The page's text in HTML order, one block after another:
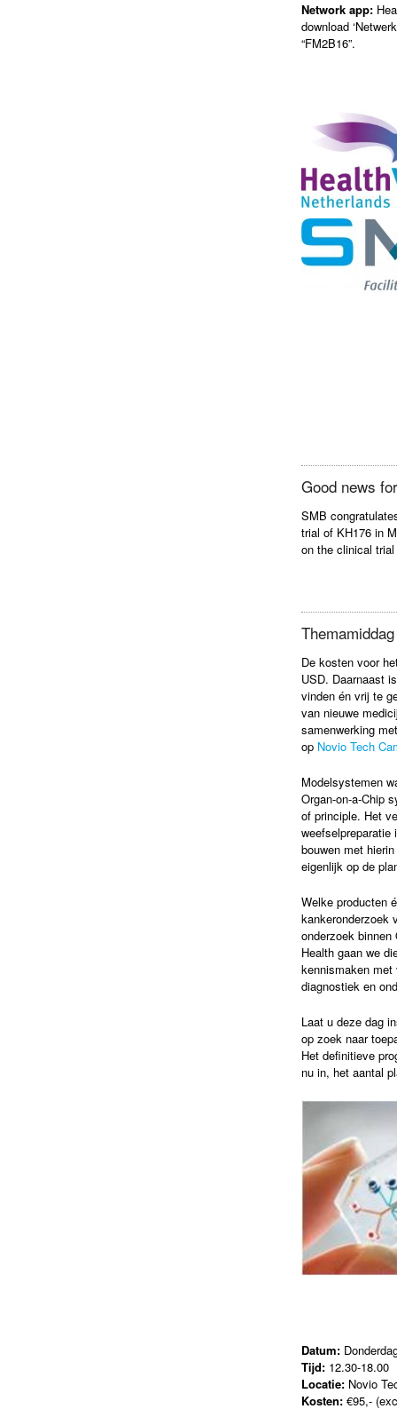
Network app:
download
“FM2B16”.
Good news
SMB
trial of KH176 in
on the clinical
De kosten voor
USD. Daarnaast
vinden én vrij te
van nieuwe
samenwerking
op Novio Tech
Modelsystemen
Organ-on-a-Chip
of principle. Het
bouwen met
eigenlijk op de
Welke producten
kankeronderzoek
onderzoek
Health gaan we
kennismaken met
diagnostiek en
Laat u deze dag
op zoek naar
Het definitieve
nu in, het aantal
Datum:
Tijd: 12.30-18.00
Locatie: Novio
Kosten: €95,-